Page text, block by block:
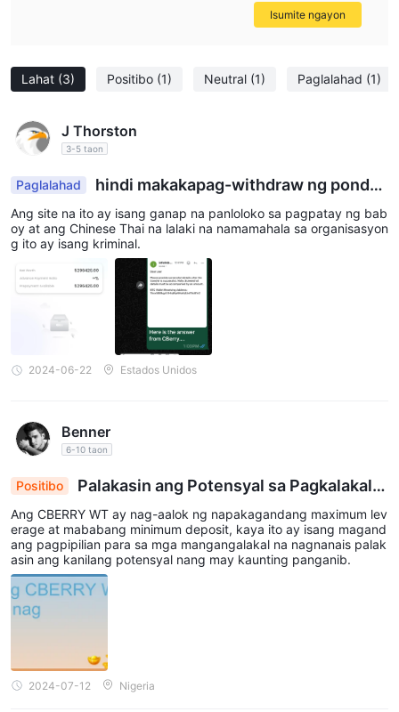
Lahat (3) Positibo (1) Neutral (1) Paglalahad (1)
J Thorston
3-5 taon
Paglalahad
hindi makakapag-withdraw ng pondo,
ipinadala ang pondo sa ibang tao.
Ang site na ito ay isang ganap na panloloko sa pagpatay ng bab
oy at ang Chinese Thai na lalaki na namamahala sa organisasyon
g ito ay isang kriminal.
2024-06-22 Estados Unidos
Benner
6-10 taon
Positibo
Palakasin ang Potensyal sa Pagkalakal g
amit ang CBERRY WT: Mababang Deposito, Mata
as na Leverage
Ang CBERRY WT ay nag-aalok ng napakagandang maximum lev
erage at mababang minimum deposit, kaya ito ay isang magand
ang pagpipilian para sa mga mangangalakal na nagnanais palak
asin ang kanilang potensyal nang may kaunting panganib.
2024-07-12 Nigeria
Isumite ngayon